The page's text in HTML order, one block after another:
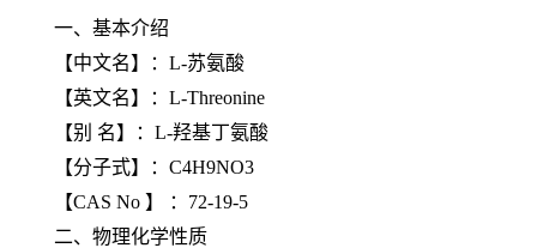
一、基本介绍
【中文名】：L-苏氨酸
【英文名】：L-Threonine
【别 名】：L-羟基丁氨酸
【分子式】：C4H9NO3
【CAS No 】 ：72-19-5
二、物理化学性质